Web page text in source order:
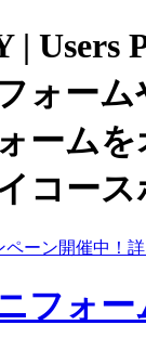
| Users
ォーム
ームを
コース
ーン開催中！
フォー